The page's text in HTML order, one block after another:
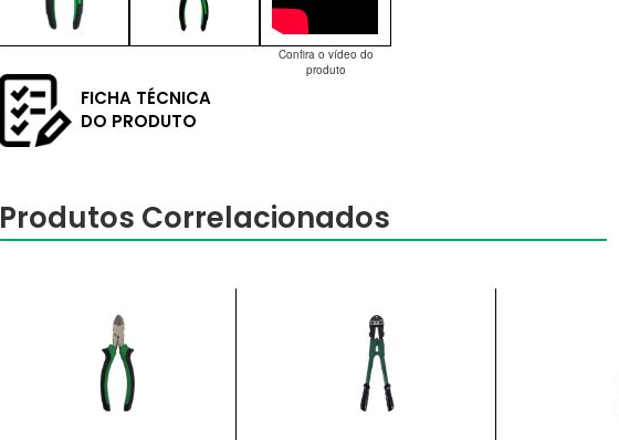
Confira o vídeo do
produto
FICHA TÉCNICA
DO PRODUTO
Produtos Correlacionados